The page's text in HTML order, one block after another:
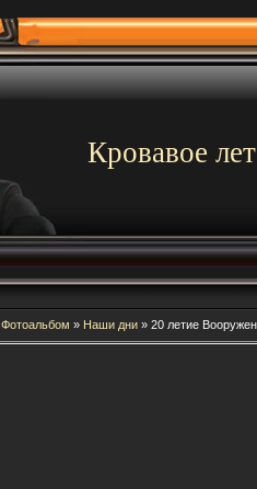
Кровавое
Фотоальбом » Наши дни » 20 летие